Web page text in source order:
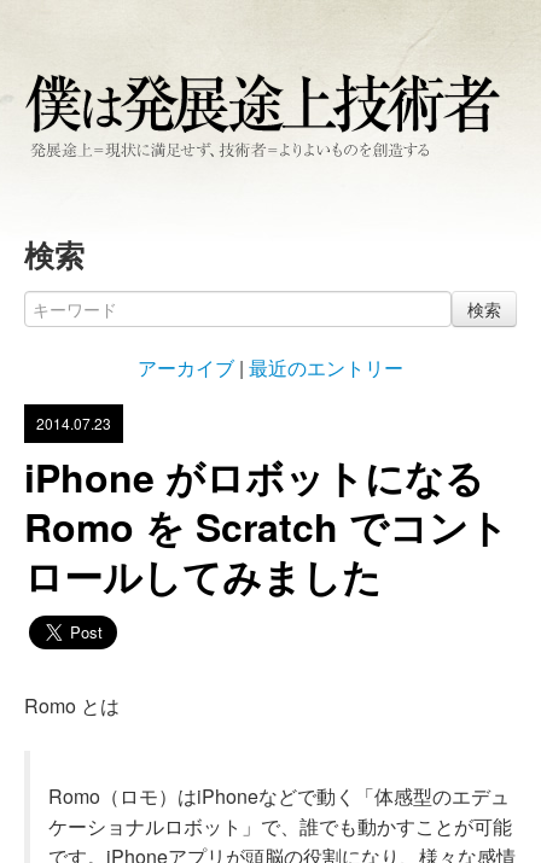
検索
検索
アーカイブ | 最近のエントリー
2014.07.23
iPhone がロボットになる
Romo を Scratch でコント
ロールしてみました
Romo とは
Romo（ロモ）はiPhoneなどで動く「体感型のエデュ
ケーショナルロボット」で、誰でも動かすことが可能
です。iPhoneアプリが頭脳の役割になり、様々な感情